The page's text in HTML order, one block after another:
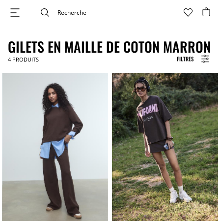
FILTRES
GILETS EN MAILLE DE COTON MARRON
4 PRODUITS